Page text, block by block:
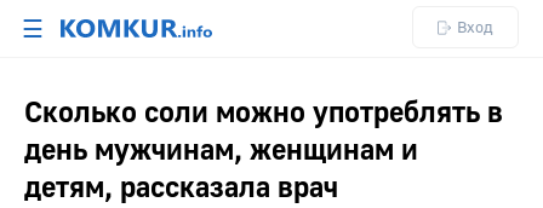
☰ Вход
Сколько соли можно употреблять в
день мужчинам, женщинам и
детям, рассказала врач